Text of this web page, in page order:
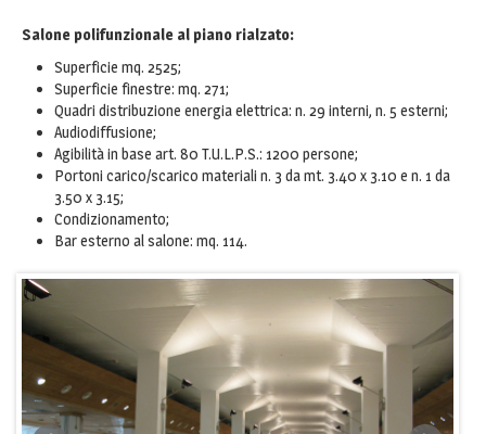
Salone polifunzionale al piano rialzato:
Superficie mq. 2525;
Superficie finestre: mq. 271;
Quadri distribuzione energia elettrica: n. 29 interni, n. 5 esterni;
Audiodiffusione;
Agibilità in base art. 80 T.U.L.P.S.: 1200 persone;
Portoni carico/scarico materiali n. 3 da mt. 3.40 x 3.10 e n. 1 da
3.50 x 3.15;
Condizionamento;
Bar esterno al salone: mq. 114.